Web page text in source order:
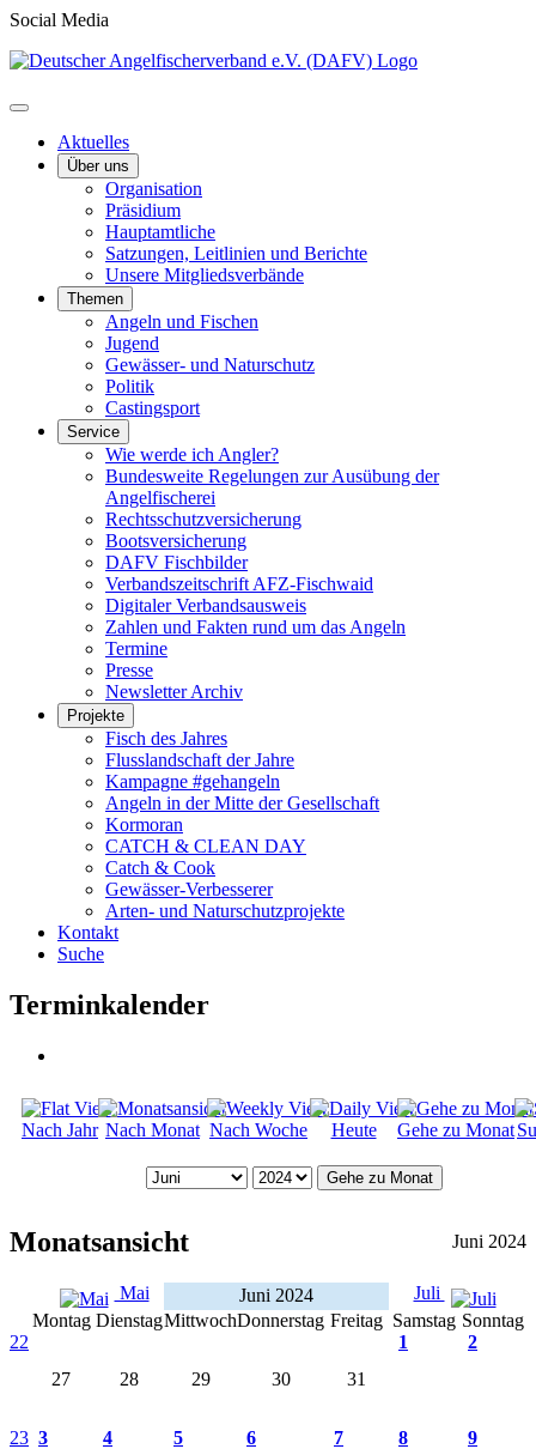
Social Media
Aktuelles
Über uns
Organisation
Präsidium
Hauptamtliche
Satzungen, Leitlinien und Berichte
Unsere Mitgliedsverbände
Themen
Angeln und Fischen
Jugend
Gewässer- und Naturschutz
Politik
Castingsport
Service
Wie werde ich Angler?
Bundesweite Regelungen zur Ausübung der
Angelfischerei
Rechtsschutzversicherung
Bootsversicherung
DAFV Fischbilder
Verbandszeitschrift AFZ-Fischwaid
Digitaler Verbandsausweis
Zahlen und Fakten rund um das Angeln
Termine
Presse
Newsletter Archiv
Projekte
Fisch des Jahres
Flusslandschaft der Jahre
Kampagne #gehangeln
Angeln in der Mitte der Gesellschaft
Kormoran
CATCH & CLEAN DAY
Catch & Cook
Gewässer-Verbesserer
Arten- und Naturschutzprojekte
Kontakt
Suche
Terminkalender
Nach Jahr Nach Monat Nach Woche Heute Gehe zu Monat
Gehe zu Monat
Monatsansicht Juni 2024
Mai Juni 2024
Juli
Montag DienstagMittwochDonnerstag Freitag Samstag Sonntag
22
27
28 29 30 31
1 2
23 3 4 5 6 7 8 9